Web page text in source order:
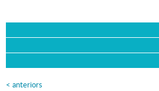
< anteriors